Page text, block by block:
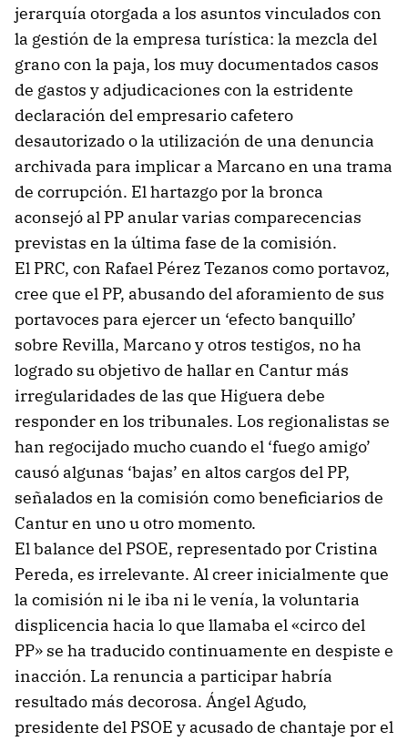
jerarquía otorgada a los asuntos vinculados con
la gestión de la empresa turística: la mezcla del
grano con la paja, los muy documentados casos
de gastos y adjudicaciones con la estridente
declaración del empresario cafetero
desautorizado o la utilización de una denuncia
archivada para implicar a Marcano en una trama
de corrupción. El hartazgo por la bronca
aconsejó al PP anular varias comparecencias
previstas en la última fase de la comisión.
El PRC, con Rafael Pérez Tezanos como portavoz,
cree que el PP, abusando del aforamiento de sus
portavoces para ejercer un ‘efecto banquillo’
sobre Revilla, Marcano y otros testigos, no ha
logrado su objetivo de hallar en Cantur más
irregularidades de las que Higuera debe
responder en los tribunales. Los regionalistas se
han regocijado mucho cuando el ‘fuego amigo’
causó algunas ‘bajas’ en altos cargos del PP,
señalados en la comisión como beneficiarios de
Cantur en uno u otro momento.
El balance del PSOE, representado por Cristina
Pereda, es irrelevante. Al creer inicialmente que
la comisión ni le iba ni le venía, la voluntaria
displicencia hacia lo que llamaba el «circo del
PP» se ha traducido continuamente en despiste e
inacción. La renuncia a participar habría
resultado más decorosa. Ángel Agudo,
presidente del PSOE y acusado de chantaje por el